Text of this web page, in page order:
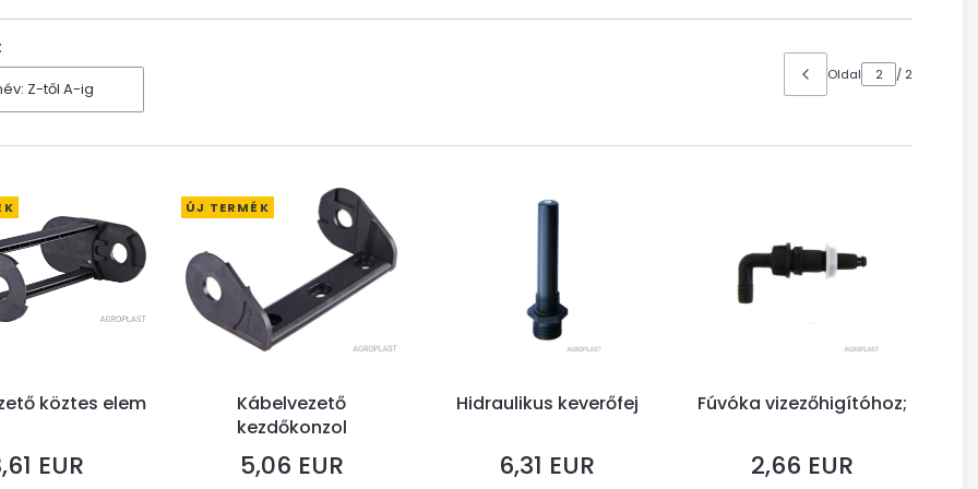
Z-től A-ig
Oldal / 2
köztes elem
EUR
ÚJ TERMÉK
Kábelvezető
kezdőkonzol
Ár
5,06 EUR
Hidraulikus keverőfej
Ár
6,31 EUR
Fúvóka vizezőhigítóhoz;
Ár
2,66 EUR